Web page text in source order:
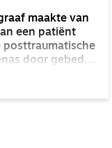
maakte van
een patiënt
posttraumatische
door gebed.
tot verder
is hier echt in